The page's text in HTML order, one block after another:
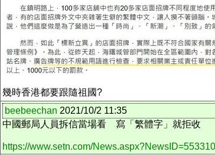
幾時香港都要跟隨祖國?
beebeechan 2021/10/2 11:35
中國郵局人員拆信當場看 寫「繁體字」就拒收
https://www.setn.com/News.aspx?NewsID=553310